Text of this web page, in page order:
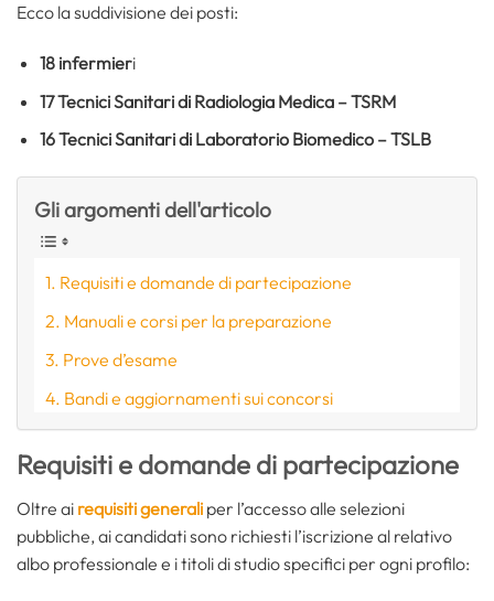
Ecco la suddivisione dei posti:
18 infermieri
17 Tecnici Sanitari di Radiologia Medica – TSRM
16 Tecnici Sanitari di Laboratorio Biomedico – TSLB
Gli argomenti dell'articolo
Requisiti e domande di partecipazione
Manuali e corsi per la preparazione
Prove d’esame
Bandi e aggiornamenti sui concorsi
Requisiti e domande di partecipazione
Oltre ai requisiti generali per l’accesso alle selezioni
pubbliche, ai candidati sono richiesti l’iscrizione al relativo
albo professionale e i titoli di studio specifici per ogni profilo: